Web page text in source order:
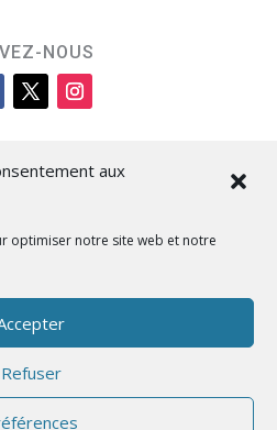
aux
optimiser notre site web et notre
Refuser
NOUS
L’Isula
Web Consulting